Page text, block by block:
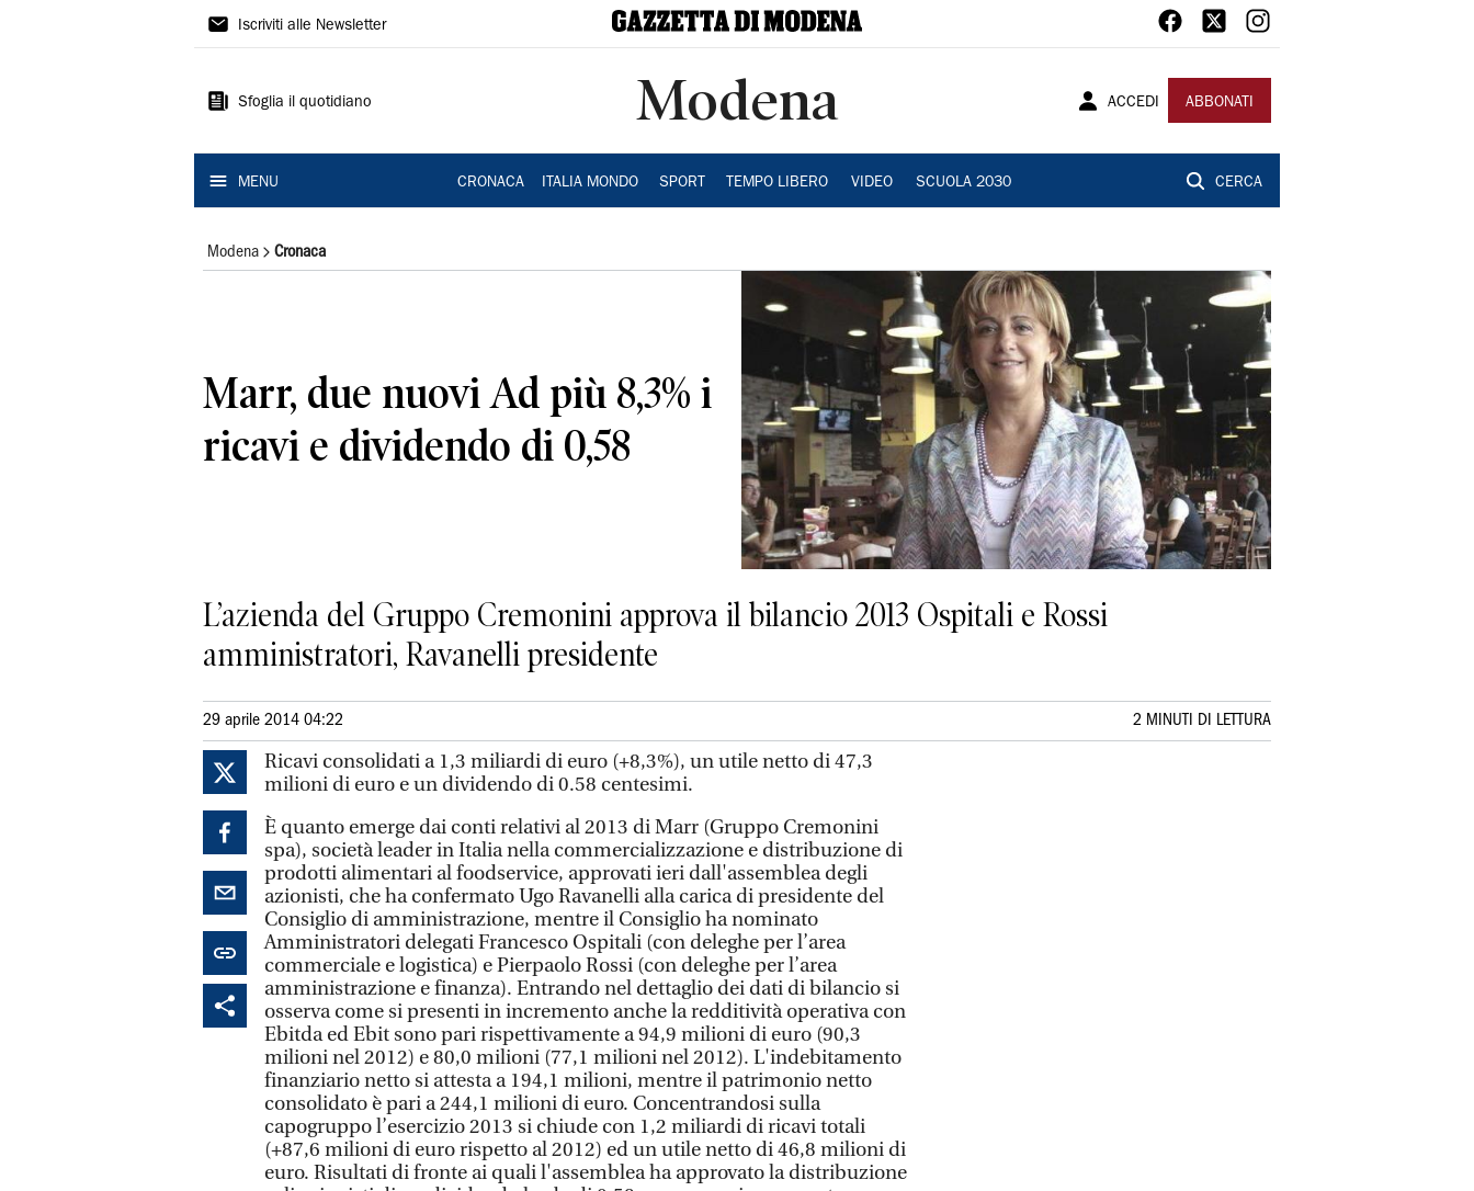
Gazzetta
Modena
Iscriviti alle Newsletter
Sfoglia il quotidiano Modena ACCEDI ABBONATI
MENU CRONACA ITALIA MONDO SPORT TEMPO LIBERO VIDEO SCUOLA 2030 CERCA
Modena Cronaca
Marr, due nuovi Ad più 8,3% i
ricavi e dividendo di 0,58
L’azienda del Gruppo Cremonini approva il bilancio 2013 Ospitali e Rossi
amministratori, Ravanelli presidente
29 aprile 2014 04:22 2 MINUTI DI LETTURA
Ricavi consolidati a 1,3 miliardi di euro (+8,3%), un utile netto di 47,3
milioni di euro e un dividendo di 0.58 centesimi.
È quanto emerge dai conti relativi al 2013 di Marr (Gruppo Cremonini
spa), società leader in Italia nella commercializzazione e distribuzione di
prodotti alimentari al foodservice, approvati ieri dall'assemblea degli
azionisti, che ha confermato Ugo Ravanelli alla carica di presidente del
Consiglio di amministrazione, mentre il Consiglio ha nominato
Amministratori delegati Francesco Ospitali (con deleghe per l’area
commerciale e logistica) e Pierpaolo Rossi (con deleghe per l’area
amministrazione e finanza). Entrando nel dettaglio dei dati di bilancio si
osserva come si presenti in incremento anche la redditività operativa con
Ebitda ed Ebit sono pari rispettivamente a 94,9 milioni di euro (90,3
milioni nel 2012) e 80,0 milioni (77,1 milioni nel 2012). L'indebitamento
finanziario netto si attesta a 194,1 milioni, mentre il patrimonio netto
consolidato è pari a 244,1 milioni di euro. Concentrandosi sulla
capogruppo l’esercizio 2013 si chiude con 1,2 miliardi di ricavi totali
(+87,6 milioni di euro rispetto al 2012) ed un utile netto di 46,8 milioni di
euro. Risultati di fronte ai quali l'assemblea ha approvato la distribuzione